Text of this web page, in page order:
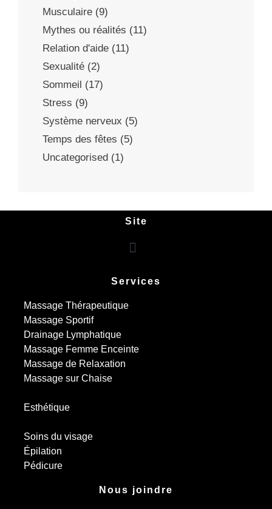
Musculaire (9)
Mythes ou réalités (11)
Relation d'aide (11)
Sexualité (2)
Sommeil (17)
Stress (9)
Système nerveux (5)
Temps des fêtes (5)
Uncategorised (1)
Site
Services
Massage Thérapeutique
Massage Sportif
Drainage Lymphatique
Massage Femme Enceinte
Massage de Relaxation
Massage sur Chaise
Esthétique
Soins du visage
Épilation
Pédicure
Nous joindre